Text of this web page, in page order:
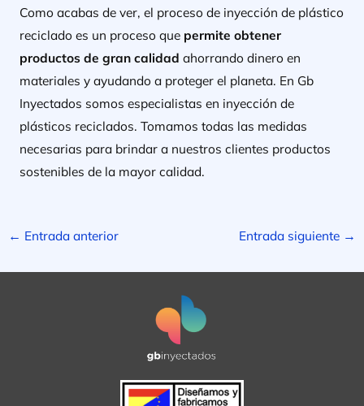
Como acabas de ver, el proceso de inyección de plástico
reciclado es un proceso que permite obtener
productos de gran calidad ahorrando dinero en
materiales y ayudando a proteger el planeta. En Gb
Inyectados somos especialistas en inyección de
plásticos reciclados. Tomamos todas las medidas
necesarias para brindar a nuestros clientes productos
sostenibles de la mayor calidad.
← Entrada anterior Entrada siguiente →